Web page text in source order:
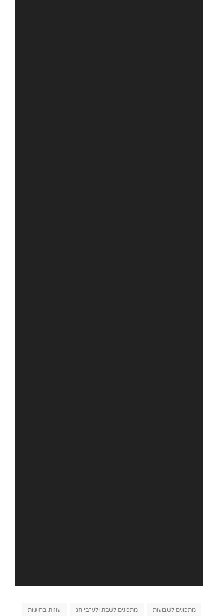
Categories
מתכונים לשבועות מתכונים לשבת ולערבי חג
עוגות בחושות